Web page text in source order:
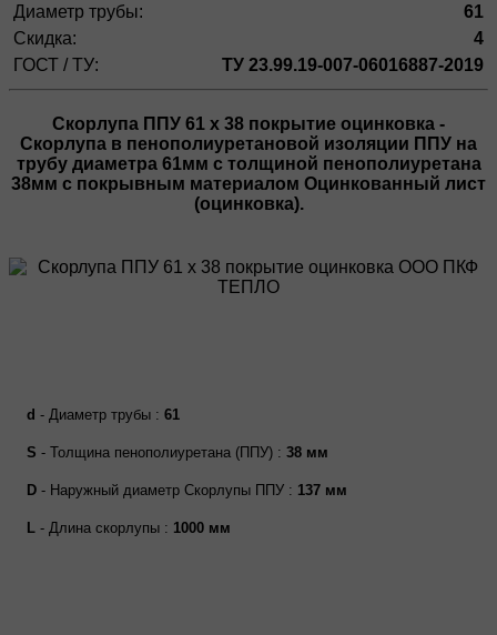
Диаметр трубы:
61
Скидка:
4
ГОСТ / ТУ:
ТУ 23.99.19-007-06016887-2019
Скорлупа ППУ 61 х 38 покрытие оцинковка -
Скорлупа в пенополиуретановой изоляции ППУ на
трубу диаметра 61мм с толщиной пенополиуретана
38мм с покрывным материалом Оцинкованный лист
(оцинковка).
d - Диаметр трубы : 61
S - Толщина пенополиуретана (ППУ) : 38 мм
D - Наружный диаметр Скорлупы ППУ : 137 мм
L - Длина скорлупы : 1000 мм